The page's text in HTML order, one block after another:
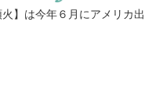
好きな方
る方...
火】は今年６月にアメリカ